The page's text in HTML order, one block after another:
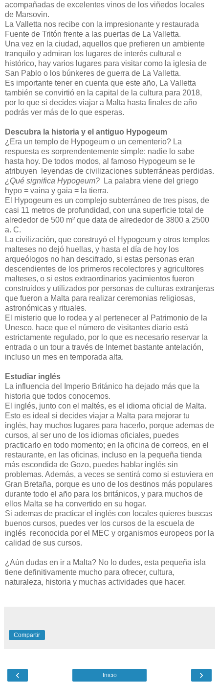
acompañadas de excelentes vinos de los viñedos locales
de Marsovin.
La Valletta nos recibe con la impresionante y restaurada
Fuente de Tritón frente a las puertas de La Valletta.
Una vez en la ciudad, aquellos que prefieren un ambiente
tranquilo y admiran los lugares de interés cultural e
histórico, hay varios lugares para visitar como la iglesia de
San Pablo o los búnkeres de guerra de La Valletta.
Es importante tener en cuenta que este año, La Valletta
también se convirtió en la capital de la cultura para 2018,
por lo que si decides viajar a Malta hasta finales de año
podrás ver más de lo que esperas.
Descubra la historia y el antiguo Hypogeum
¿Era un templo de Hypogeum o un cementerio? La
respuesta es sorprendentemente simple: nadie lo sabe
hasta hoy. De todos modos, al famoso Hypogeum se le
atribuyen leyendas de civilizaciones subterráneas perdidas.
¿Qué significa Hypogeum? La palabra viene del griego
hypo = vaina y gaia = la tierra.
El Hypogeum es un complejo subterráneo de tres pisos, de
casi 11 metros de profundidad, con una superficie total de
alrededor de 500 m² que data de alrededor de 3800 a 2500
a. C.
La civilización, que construyó el Hypogeum y otros templos
malteses no dejó huellas, y hasta el día de hoy los
arqueólogos no han descifrado, si estas personas eran
descendientes de los primeros recolectores y agricultores
malteses, o si estos extraordinarios yacimientos fueron
construidos y utilizados por personas de culturas extranjeras
que fueron a Malta para realizar ceremonias religiosas,
astronómicas y rituales.
El misterio que lo rodea y al pertenecer al Patrimonio de la
Unesco, hace que el número de visitantes diario está
estrictamente regulado, por lo que es necesario reservar la
entrada o un tour a través de Internet bastante antelación,
incluso un mes en temporada alta.
Estudiar inglés
La influencia del Imperio Británico ha dejado más que la
historia que todos conocemos.
El inglés, junto con el maltés, es el idioma oficial de Malta.
Esto es ideal si decides viajar a Malta para mejorar tu
inglés, hay muchos lugares para hacerlo, porque ademas de
cursos, al ser uno de los idiomas oficiales, puedes
practicarlo en todo momento; en la oficina de correos, en el
restaurante, en las oficinas, incluso en la pequeña tienda
más escondida de Gozo, puedes hablar inglés sin
problemas. Además, a veces se sentirá como si estuviera en
Gran Bretaña, porque es uno de los destinos más populares
durante todo el año para los británicos, y para muchos de
ellos Malta se ha convertido en su hogar.
Si ademas de practicar el inglés con locales quieres buscas
buenos cursos, puedes ver los cursos de la escuela de
inglés reconocida por el MEC y organismos europeos por la
calidad de sus cursos.
¿Aún dudas en ir a Malta? No lo dudes, esta pequeña isla
tiene definitivamente mucho para ofrecer, cultura,
naturaleza, historia y muchas actividades que hacer.
Compartir
‹ ›
Inicio